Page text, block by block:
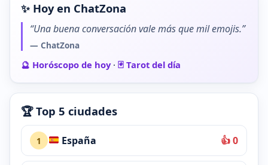
✨ Hoy en ChatZona
“Una buena conversación vale más que mil emojis.”
— ChatZona
🔮 Horóscopo de hoy· 🃏 Tarot del día
🏆 Top 5 ciudades
1 España 👍 0